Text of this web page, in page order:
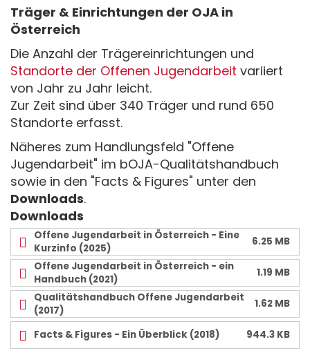
Träger & Einrichtungen der OJA in
Österreich
Die Anzahl der Trägereinrichtungen und
Standorte der Offenen Jugendarbeit variiert
von Jahr zu Jahr leicht.
Zur Zeit sind über 340 Träger und rund 650
Standorte erfasst.
Näheres zum Handlungsfeld "Offene
Jugendarbeit" im bOJA-Qualitätshandbuch
sowie in den "Facts & Figures" unter den
Downloads.
Downloads
Offene Jugendarbeit in Österreich - Eine
Kurzinfo (2025)
6.25 MB
Offene Jugendarbeit in Österreich - ein
Handbuch (2021)
1.19 MB
Qualitätshandbuch Offene Jugendarbeit
(2017)
1.62 MB
Facts & Figures - Ein Überblick (2018) 944.3 KB